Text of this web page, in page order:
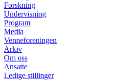
Forskning
Undervisning
Program
Media
Venneforeningen
Arkiv
Om oss
Ansatte
Ledige stillinger